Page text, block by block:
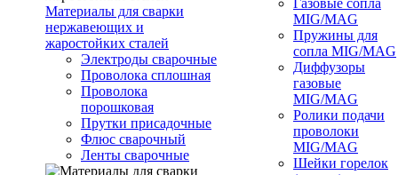
Материалы для сварки
нержавеющих и
жаростойких сталей
Электроды сварочные
Проволока сплошная
Проволока
порошковая
Прутки присадочные
Флюс сварочный
Ленты сварочные
Газовые сопла
MIG/MAG
Пружины для
сопла MIG/MAG
Диффузоры
газовые
MIG/MAG
Ролики подачи
проволоки
MIG/MAG
Шейки горелок